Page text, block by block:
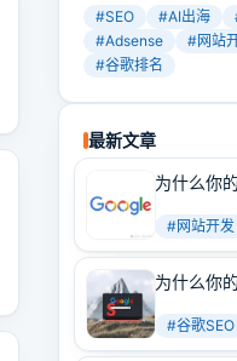
#SEO #AI出海
#Adsense #网站
#谷歌排名
最新文章
为什么你
#网站开发
为什么你
方法
#谷歌SEO